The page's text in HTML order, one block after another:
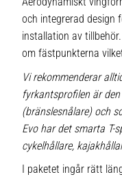
och integrerad design
installation av
om fästpunkterna
Vi rekommenderar
fyrkantsprofilen är
(bränslesnålare) och
Evo har det smarta T-
cykelhållare,
I paketet ingår rätt